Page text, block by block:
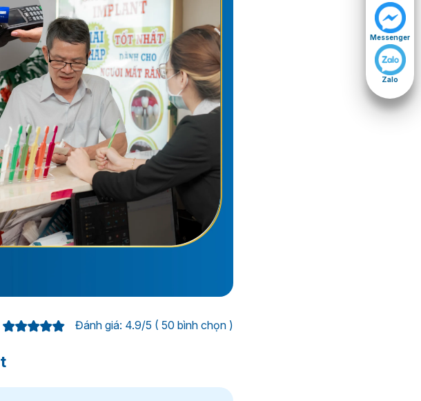
Messenger
Zalo
Đánh giá: 4.9/5 ( 50 bình chọn )